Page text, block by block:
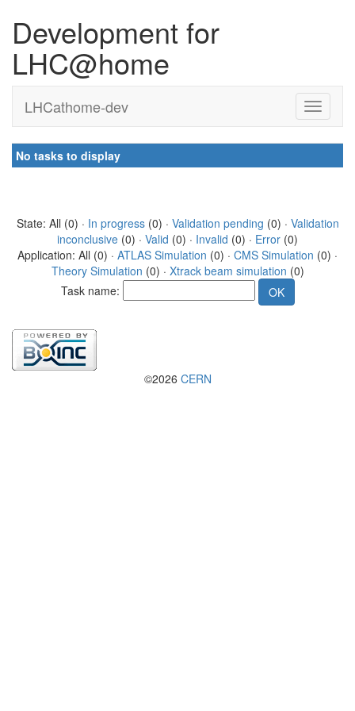
Development for
LHC@home
LHCathome-dev
No tasks to display
State: All (0) · In progress(0) · Validation pending (0) · Validation
inconclusive (0) · Valid (0) · Invalid (0) · Error (0)
Application: All (0) · ATLAS Simulation (0) · CMS Simulation (0) ·
Theory Simulation (0) · Xtrack beam simulation (0)
Task name:
©2026 CERN